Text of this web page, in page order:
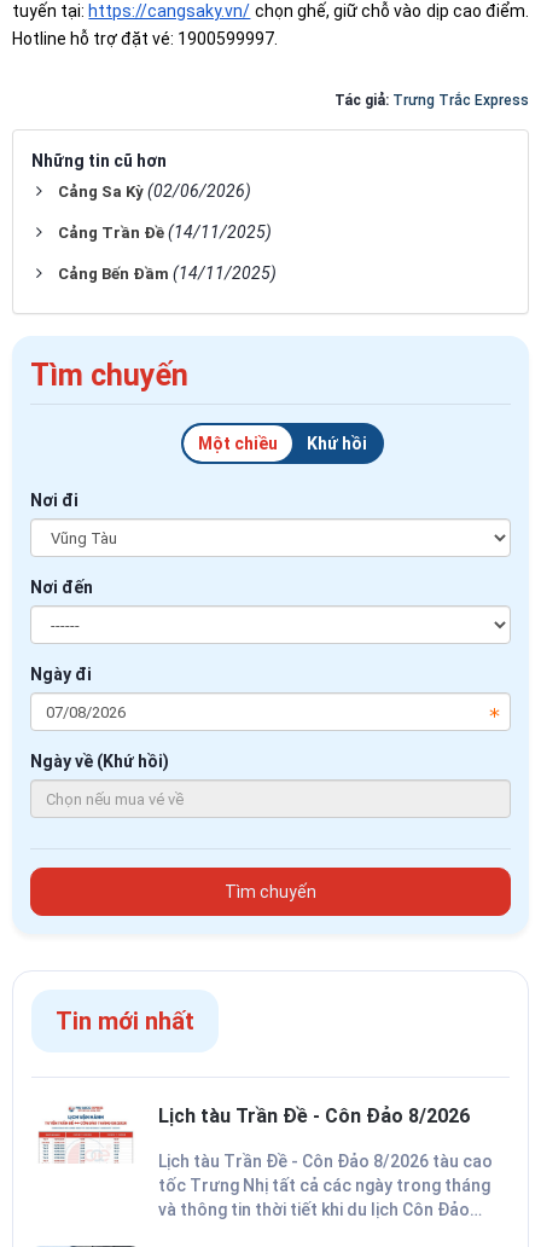
tuyến tại: https://cangsaky.vn/ chọn ghế, giữ chỗ vào dịp cao điểm.
Hotline hỗ trợ đặt vé: 1900599997.
Tác giả: Trưng Trắc Express
Những tin cũ hơn
Cảng Sa Kỳ (02/06/2026)
Cảng Trần Đề (14/11/2025)
Cảng Bến Đầm (14/11/2025)
Tìm chuyến
Một chiều Khứ hồi
Nơi đi
Nơi đến
Ngày đi
Ngày về (Khứ hồi)
Tìm chuyến
Tin mới nhất
Lịch tàu Trần Đề - Côn Đảo 8/2026
Lịch tàu Trần Đề - Côn Đảo 8/2026 tàu cao
tốc Trưng Nhị tất cả các ngày trong tháng
và thông tin thời tiết khi du lịch Côn Đảo